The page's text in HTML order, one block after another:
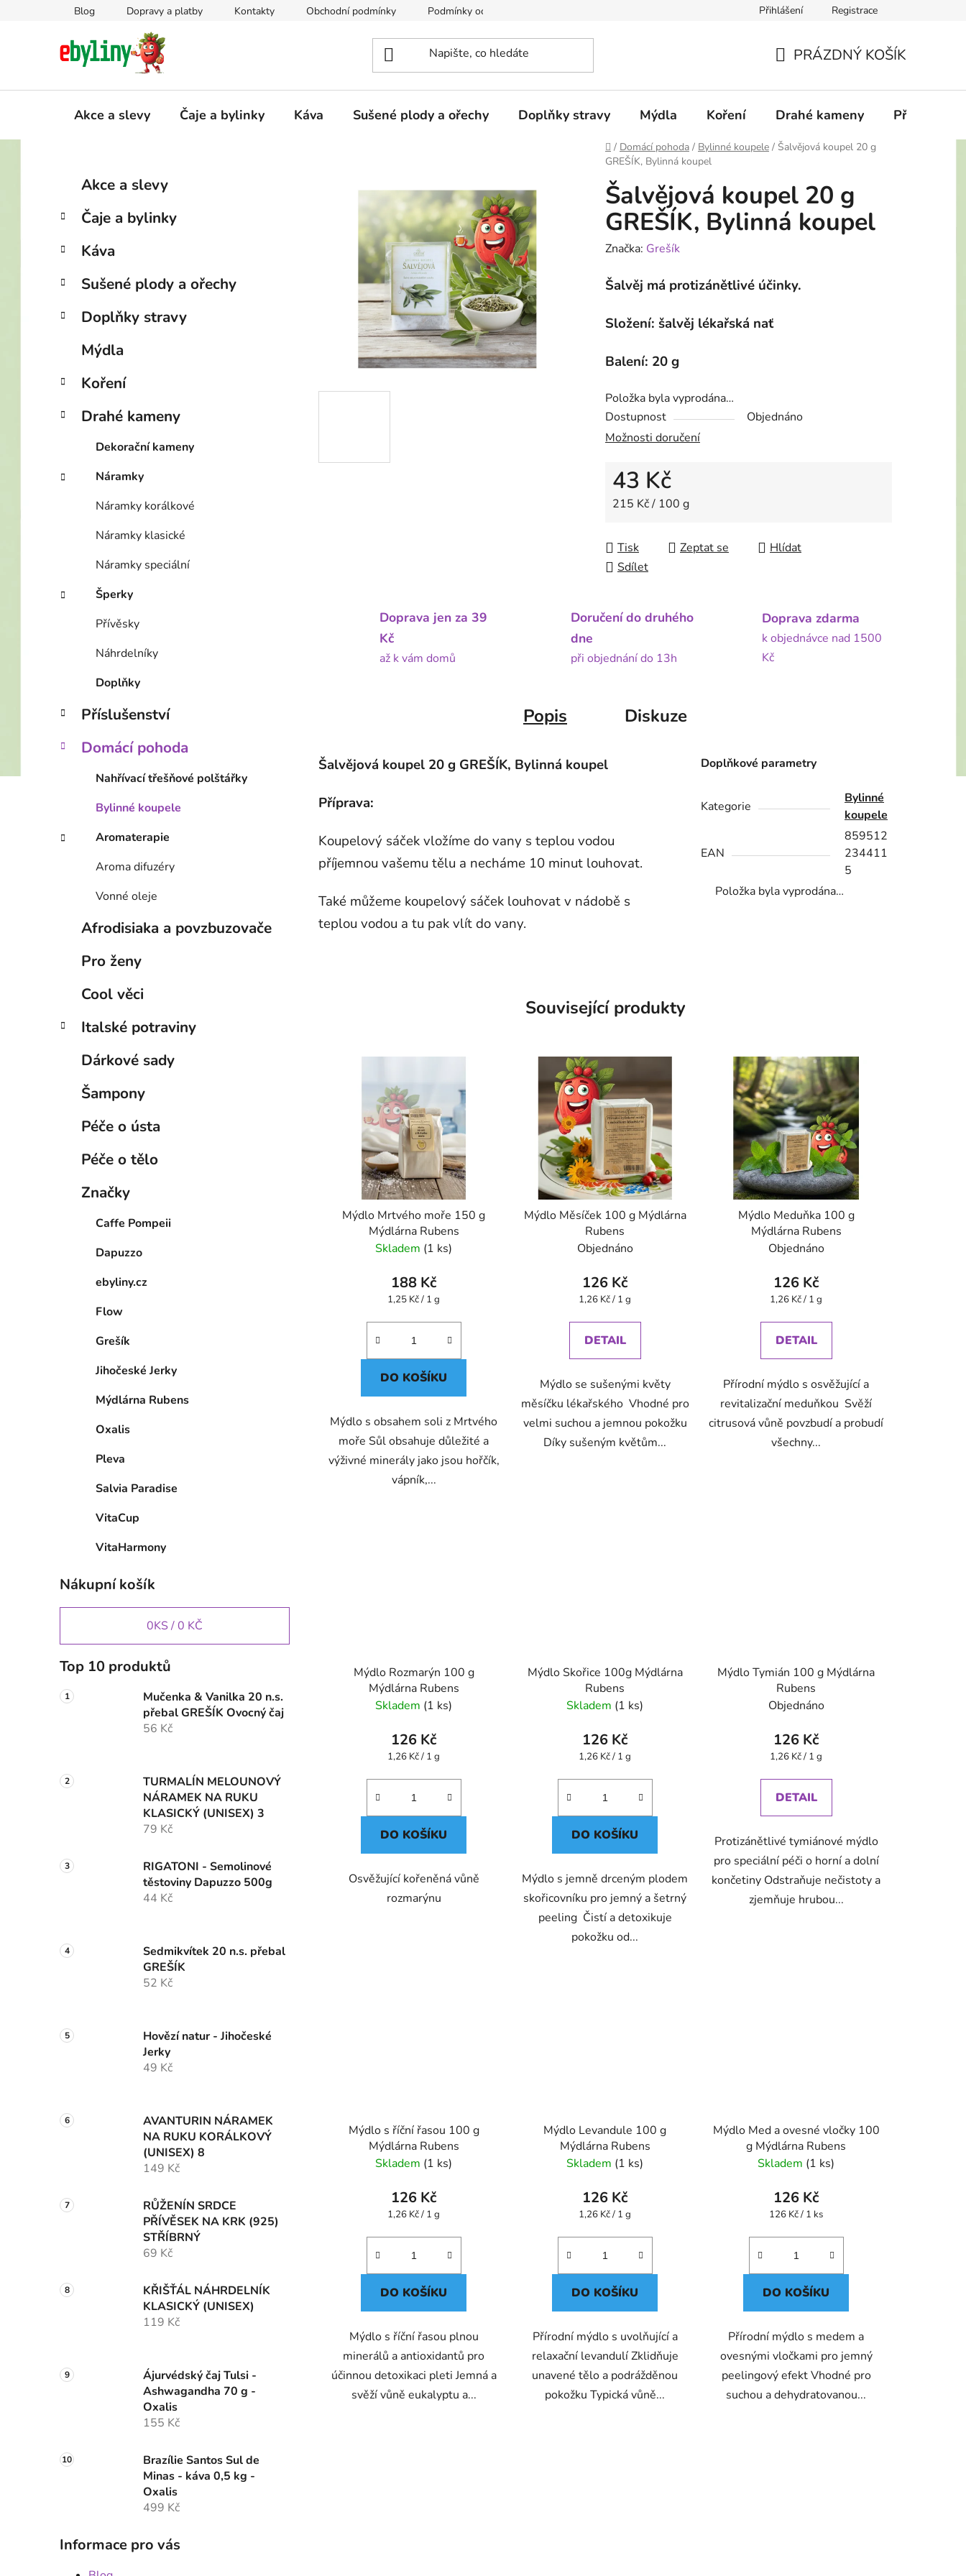
Blog Dopravy a platby Kontakty Obchodní podmínky Podmínky ochrany osobních údajů Přihlášení Registrace
KOŠÍK
PRÁZDNÝ KOŠÍK
Akce a slevy Čaje a bylinky Káva Sušené plody a ořechy Doplňky stravy Mýdla Koření Drahé kameny
Domů
/ Domácí pohoda / Bylinné koupele / Šalvějová koupel 20 g
GREŠÍK, Bylinná koupel
s
r
n
n
í
n
l
Přeskočit
kategorie
e
o
i
Akce a slevy
Čaje a bylinky
Káva
Sušené plody a ořechy
Doplňky stravy
Mýdla
Koření
Drahé kameny
Dekorační kameny
Náramky
Náramky korálkové
Náramky klasické
Náramky speciální
Šperky
Přívěsky
Náhrdelníky
Doplňky
Příslušenství
Domácí pohoda
Nahřívací třešňové polštářky
Bylinné koupele
Aromaterapie
Aroma difuzéry
Vonné oleje
Afrodisiaka a povzbuzovače
Pro ženy
Cool věci
Italské potraviny
Dárkové sady
Šampony
Péče o ústa
Péče o tělo
Značky
Caffe Pompeii
Dapuzzo
ebyliny.cz
Flow
Grešík
Jihočeské Jerky
Mýdlárna Rubens
Oxalis
Pleva
Salvia Paradise
VitaCup
VitaHarmony
Nákupní košík
0KS /0 KČ
Top 10 produktů
Mučenka & Vanilka 20 n.s.
přebal GREŠÍK Ovocný čaj
56 Kč
TURMALÍN MELOUNOVÝ
NÁRAMEK NA RUKU
KLASICKÝ (UNISEX) 3
79 Kč
RIGATONI - Semolinové
těstoviny Dapuzzo 500g
44 Kč
Sedmikvítek 20 n.s. přebal
GREŠÍK
52 Kč
Hovězí natur - Jihočeské
Jerky
49 Kč
AVANTURIN NÁRAMEK
NA RUKU KORÁLKOVÝ
(UNISEX) 8
149 Kč
RŮŽENÍN SRDCE
PŘÍVĚSEK NA KRK (925)
STŘÍBRNÝ
69 Kč
KŘIŠŤÁL NÁHRDELNÍK
KLASICKÝ (UNISEX)
119 Kč
Ájurvédský čaj Tulsi -
Ashwagandha 70 g -
Oxalis
155 Kč
Brazílie Santos Sul de
Minas - káva 0,5 kg -
Oxalis
499 Kč
Informace pro vás
Šalvějová koupel 20 g
GREŠÍK, Bylinná koupel
Značka: Grešík
Šalvěj má protizánětlivé účinky.
Složení: šalvěj lékařská nať
Balení: 20 g
Položka byla vyprodána…
Dostupnost
Objednáno
Možnosti doručení
43 Kč
Měrná cena:
215 Kč / 100 g
Tisk Zeptat se
Hlídat
Sdílet
Doprava jen za 39
Kč
až k vám domů
Doručení do druhého
dne
při objednání do 13h
Doprava zdarma
k objednávce nad 1500
Kč
Popis Diskuze
Šalvějová koupel 20 g GREŠÍK, Bylinná koupel
Příprava:
Koupelový sáček vložíme do vany s teplou vodou
příjemnou vašemu tělu a necháme 10 minut louhovat.
Také můžeme koupelový sáček louhovat v nádobě s
teplou vodou a tu pak vlít do vany.
Doplňkové parametry
Kategorie
Bylinné
koupele
EAN
859512
234411
5
Položka byla vyprodána…
Související produkty
Mýdlo Mrtvého moře 150 g
Mýdlárna Rubens
Skladem (1 ks)
188 Kč
Měrná
1,25 Kč / 1 g
DO KOŠÍKU
Mýdlo s obsahem soli z Mrtvého
moře Sůl obsahuje důležité a
výživné minerály jako jsou hořčík,
vápník,...
Mýdlo Měsíček 100 g Mýdlárna
Rubens
Objednáno
126 Kč
Měrná
1,26 Kč / 1 g
DETAIL
Mýdlo se sušenými květy
měsíčku lékařského Vhodné pro
velmi suchou a jemnou pokožku
Díky sušeným květům...
Mýdlo Meduňka 100 g
Mýdlárna Rubens
Objednáno
126 Kč
Měrná
1,26 Kč / 1 g
DETAIL
Přírodní mýdlo s osvěžující a
revitalizační meduňkou Svěží
citrusová vůně povzbudí a probudí
všechny...
Mýdlo Rozmarýn 100 g
Mýdlárna Rubens
Skladem (1 ks)
126 Kč
Měrná
1,26 Kč / 1 g
DO KOŠÍKU
Osvěžující kořeněná vůně
rozmarýnu
Mýdlo Skořice 100g Mýdlárna
Rubens
Skladem (1 ks)
126 Kč
Měrná
1,26 Kč / 1 g
DO KOŠÍKU
Mýdlo s jemně drceným plodem
skořicovníku pro jemný a šetrný
peeling Čistí a detoxikuje
pokožku od...
Mýdlo Tymián 100 g Mýdlárna
Rubens
Objednáno
126 Kč
Měrná
1,26 Kč / 1 g
DETAIL
Protizánětlivé tymiánové mýdlo
pro speciální péči o horní a dolní
končetiny Odstraňuje nečistoty a
zjemňuje hrubou...
Mýdlo s říční řasou 100 g
Mýdlárna Rubens
Skladem (1 ks)
126 Kč
Měrná
1,26 Kč / 1 g
DO KOŠÍKU
Mýdlo s říční řasou plnou
minerálů a antioxidantů pro
účinnou detoxikaci pleti Jemná a
svěží vůně eukalyptu a...
Mýdlo Levandule 100 g
Mýdlárna Rubens
Skladem (1 ks)
126 Kč
Měrná
1,26 Kč / 1 g
DO KOŠÍKU
Přírodní mýdlo s uvolňující a
relaxační levandulí Zklidňuje
unavené tělo a podrážděnou
pokožku Typická vůně...
Mýdlo Med a ovesné vločky 100
g Mýdlárna Rubens
Skladem (1 ks)
126 Kč
Měrná
126 Kč / 1 ks
DO KOŠÍKU
Přírodní mýdlo s medem a
ovesnými vločkami pro jemný
peelingový efekt Vhodné pro
suchou a dehydratovanou...